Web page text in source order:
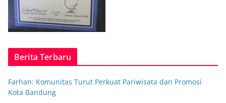
Berita Terbaru
Farhan: Komunitas Turut Perkuat Pariwisata dan Promosi
Kota Bandung